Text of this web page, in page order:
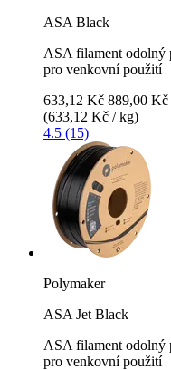
ASA Black
ASA filament odolný
pro venkovní použití
633,12 Kč 889,00 Kč
(633,12 Kč / kg)
4.5 (15)
Polymaker
ASA Jet Black
ASA filament odolný
pro venkovní použití